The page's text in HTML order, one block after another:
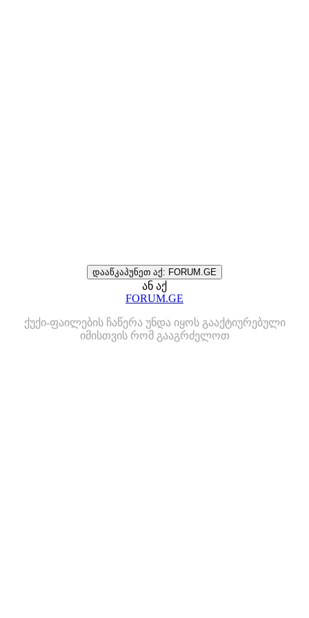
დააწკაპუნეთ აქ: FORUM.GE
ან აქ
FORUM.GE
ქუქი-ფაილების ჩაწერა უნდა იყოს გააქტიურებული
იმისთვის რომ გააგრძელოთ